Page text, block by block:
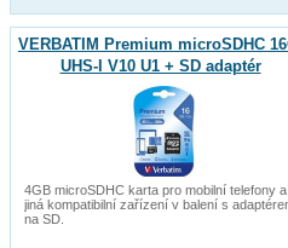
VERBATIM Premium microSDHC
UHS-I V10 U1 + SD adaptér
4GB microSDHC karta pro mobilní telefony a
jiná kompatibilní zařízení v balení s
na SD.